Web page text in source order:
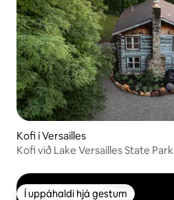
Kofi í Versailles
Kofi við Lake Versailles State Park
Í uppáhaldi hjá gestum